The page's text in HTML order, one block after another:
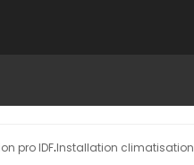
pro IDF·Installation climatisation